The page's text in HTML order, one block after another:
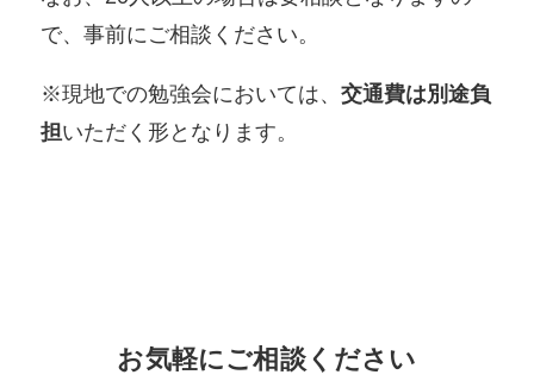
で、事前にご相談ください。
※現地での勉強会においては、交通費は別途負
担いただく形となります。
お気軽にご相談ください